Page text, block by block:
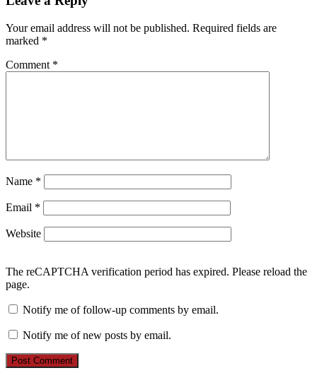
Your email address will not be published. Required fields are
marked *
Comment *
Name *
Email *
Website
The reCAPTCHA verification period has expired. Please reload the
page.
Notify me of follow-up comments by email.
Notify me of new posts by email.